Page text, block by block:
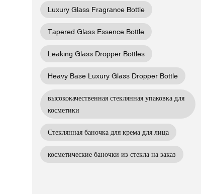
Luxury Glass Fragrance Bottle
Tapered Glass Essence Bottle
Leaking Glass Dropper Bottles
Heavy Base Luxury Glass Dropper Bottle
высококачественная стеклянная упаковка для
косметики
Стеклянная баночка для крема для лица
косметические баночки из стекла на заказ